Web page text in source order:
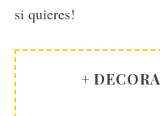
si quieres!
+